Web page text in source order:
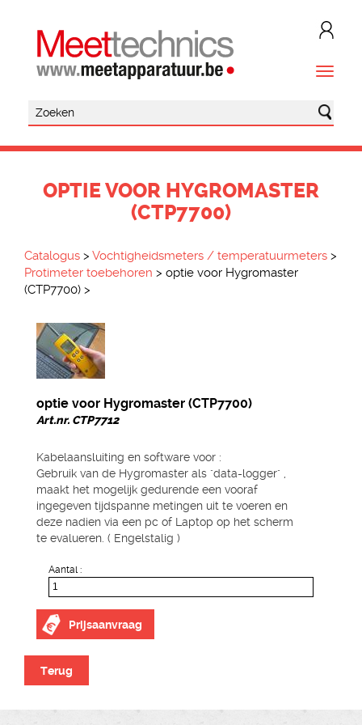
OPTIE VOOR HYGROMASTER
(CTP7700)
Catalogus > Vochtigheidsmeters / temperatuurmeters >
Protimeter toebehoren > optie voor Hygromaster
(CTP7700) >
optie voor Hygromaster (CTP7700)
Art.nr. CTP7712
Kabelaansluiting en software voor :
Gebruik van de Hygromaster als "data-logger" ,
maakt het mogelijk gedurende een vooraf
ingegeven tijdspanne metingen uit te voeren en
deze nadien via een pc of Laptop op het scherm
te evalueren. ( Engelstalig )
Aantal :
Prijsaanvraag
Terug